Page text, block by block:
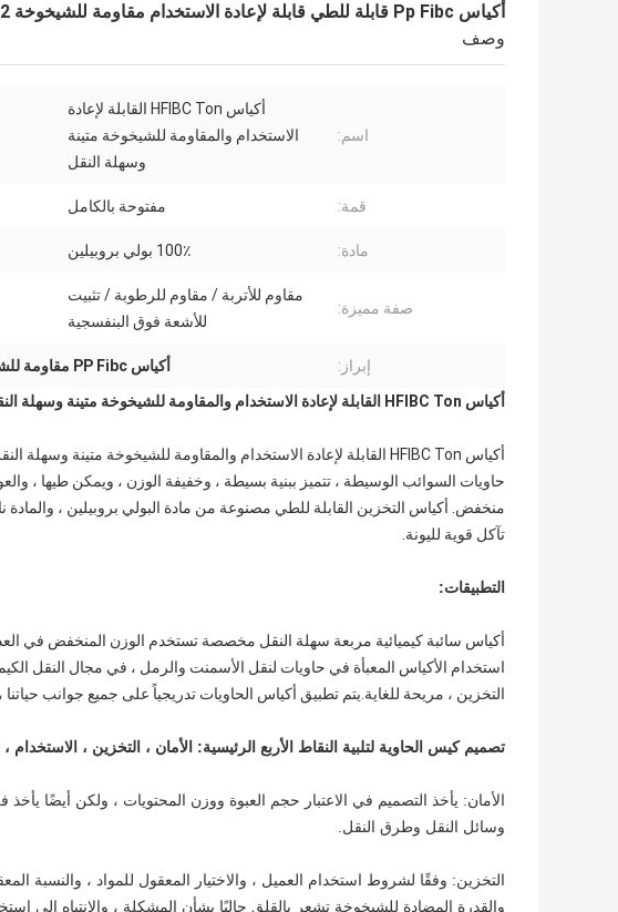
أكياس Pp Fibc قابلة للطي قابلة لإعادة الاستخدام مقاومة للشيخوخة 160g / M2
وصف
اسم:
أكياس HFIBC Ton القابلة لإعادة
الاستخدام والمقاومة للشيخوخة متينة
وسهلة النقل
قمة: مفتوحة بالكامل
مادة: 100٪ بولي بروبيلين
صفة مميزة:
مقاوم للأتربة / مقاوم للرطوبة / تثبيت
للأشعة فوق البنفسجية
إبراز: أكياس PP Fibc مقاومة للشيخوخة
أكياس HFIBC Ton القابلة لإعادة الاستخدام والمقاومة للشيخوخة متينة وسهلة النقل
أكياس HFIBC Ton القابلة لإعادة الاستخدام والمقاومة للشيخوخة متينة وسهلة النقل
حاويات السوائب الوسيطة ، تتميز ببنية بسيطة ، وخفيفة الوزن ، ويمكن طيها ،
منخفض. أكياس التخزين القابلة للطي مصنوعة من مادة البولي بروبيلين ، والمادة
تآكل قوية لليونة.
التطبيقات:
أكياس سائبة كيميائية مربعة سهلة النقل مخصصة تستخدم الوزن المنخفض في
استخدام الأكياس المعبأة في حاويات لنقل الأسمنت والرمل ، في مجال النقل
التخزين ، مريحة للغاية.يتم تطبيق أكياس الحاويات تدريجياً على جميع جوانب حياتنا
تصميم كيس الحاوية لتلبية النقاط الأربع الرئيسية: الأمان ، التخزين ، الاستخدام ،
الأمان: يأخذ التصميم في الاعتبار حجم العبوة ووزن المحتويات ، ولكن أيضًا
وسائل النقل وطرق النقل.
التخزين: وفقًا لشروط استخدام العميل ، والاختيار المعقول للمواد ، والنسبة
والقدرة المضادة للشيخوخة تشعر بالقلق حاليًا بشأن المشكلة ، والانتباه إلى